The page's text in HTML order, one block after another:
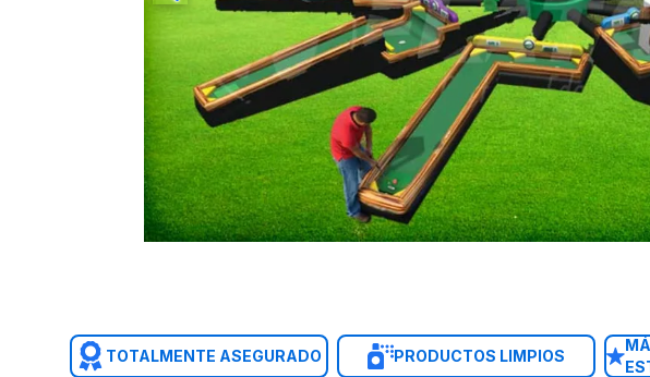
TOTALMENTE ASEGURADO PRODUCTOS LIMPIOS